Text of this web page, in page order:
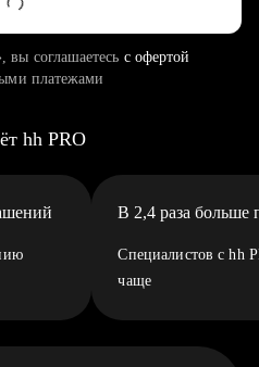
соглашаетесь с офертой
платежами
hh PRO
В 2,4 раза больше
Специалистов с hh
чаще